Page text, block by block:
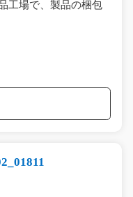
工場で、製品の梱包